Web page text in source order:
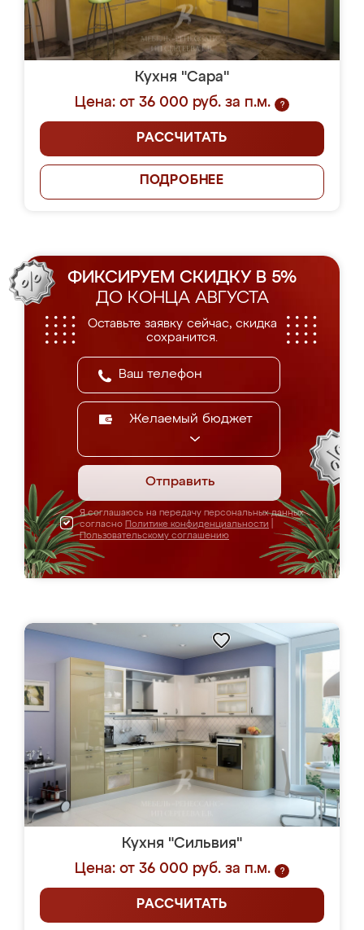
Кухня "Сара"
Цена: от 36 000 руб. за п.м.
?
РАССЧИТАТЬ
ПОДРОБНЕЕ
ФИКСИРУЕМ СКИДКУ В 5%
ДО КОНЦА АВГУСТА
Оставьте заявку сейчас, скидка
сохранится.
Желаемый бюджет
Отправить
Я соглашаюсь на передачу персональных данных
согласно Политике конфиденциальности
Пользовательскому соглашению
Кухня "Сильвия"
Цена: от 36 000 руб. за п.м.
?
РАССЧИТАТЬ